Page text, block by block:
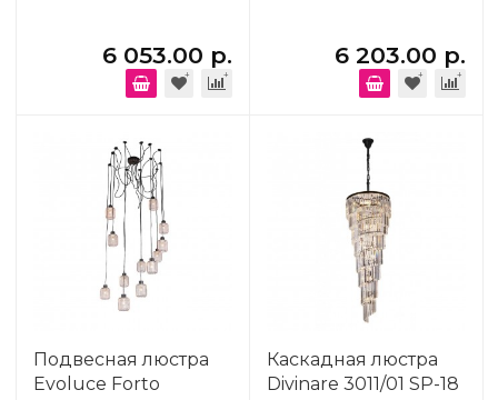
6 053.00 р. 6 203.00 р.
Подвесная люстра
Evoluce Forto
Каскадная люстра
Divinare 3011/01 SP-18